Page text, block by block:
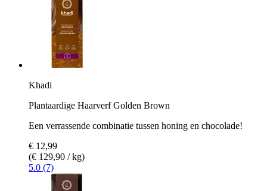
Khadi
Plantaardige Haarverf Golden Brown
Een verrassende combinatie tussen honing en chocolade!
€ 12,99
(€ 129,90 / kg)
5.0 (7)